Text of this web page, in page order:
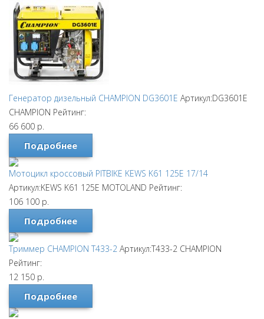
Генератор дизельный CHAMPION DG3601E Артикул:DG3601E
CHAMPION Рейтинг:
66 600 р.
Подробнее
Мотоцикл кроссовый PITBIKE KEWS K61 125E 17/14
Артикул:KEWS K61 125E MOTOLAND Рейтинг:
106 100 р.
Подробнее
Триммер CHAMPION T433-2 Артикул:T433-2 CHAMPION
Рейтинг:
12 150 р.
Подробнее